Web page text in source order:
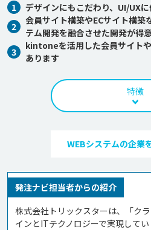
1
デザインにもこだわり、UI/UX
2
会員サイト構築やECサイト構築
テム開発を融合させた開発が得
3
kintoneを活用した会員サイト
あります
特徴
WEBシステムの企業
発注ナビ担当者からの紹介
株式会社トリックスターは、「ク
インとITテクノロジーで実現して